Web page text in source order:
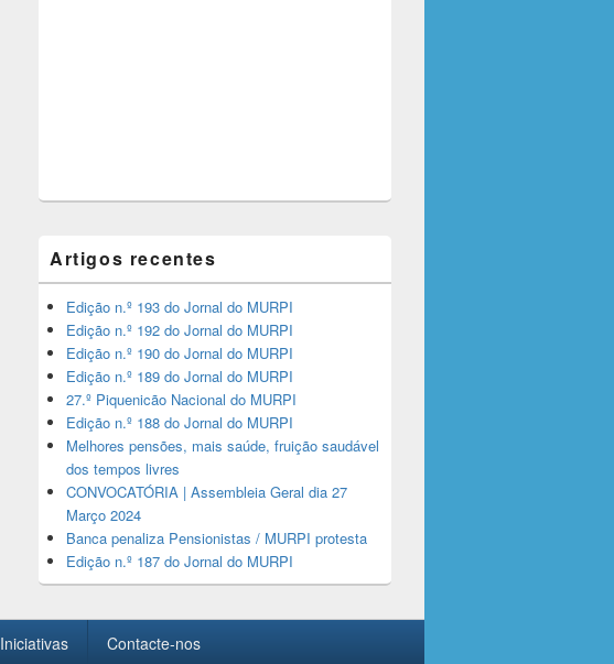
Artigos recentes
Edição n.º 193 do Jornal do MURPI
Edição n.º 192 do Jornal do MURPI
Edição n.º 190 do Jornal do MURPI
Edição n.º 189 do Jornal do MURPI
27.º Piquenicão Nacional do MURPI
Edição n.º 188 do Jornal do MURPI
Melhores pensões, mais saúde, fruição saudável
dos tempos livres
CONVOCATÓRIA | Assembleia Geral dia 27
Março 2024
Banca penaliza Pensionistas / MURPI protesta
Edição n.º 187 do Jornal do MURPI
Iniciativas Contacte-nos